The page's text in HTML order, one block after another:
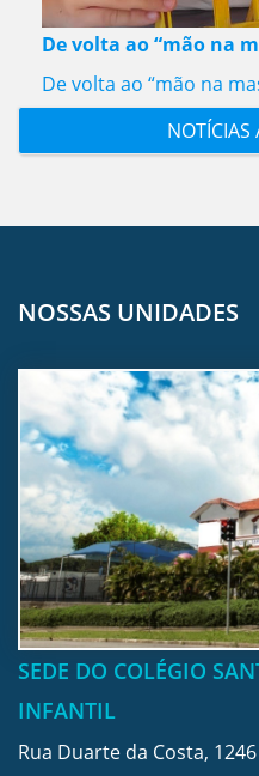
De volta ao “mão na
De volta ao “mão na
NOTÍCIAS
NOSSAS UNIDADES
SEDE DO COLÉGIO
INFANTIL
Rua Duarte da Costa,